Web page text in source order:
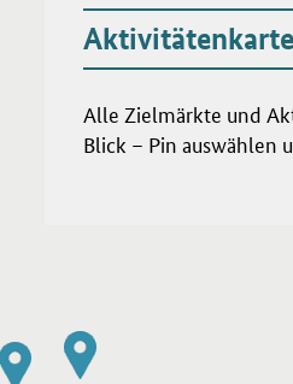
Aktivitätenkarte
Alle Zielmärkte und
Blick – Pin auswählen